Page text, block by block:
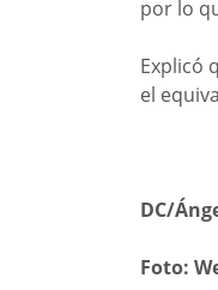
por lo
Explicó
el
DC/
Foto: